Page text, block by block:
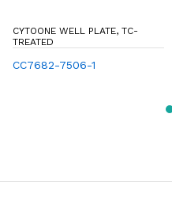
CYTOONE WELL PLATE, TC-
TREATED
CC7682-7506-1